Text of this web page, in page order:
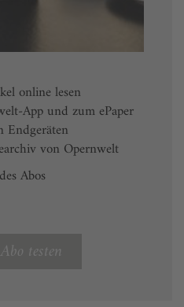
online lesen
App und zum ePaper
Endgeräten
von Opernwelt
Abos
testen